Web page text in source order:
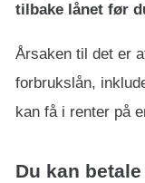
tilbake lånet før
Årsaken til det er
forbrukslån,
kan få i renter på
Du kan